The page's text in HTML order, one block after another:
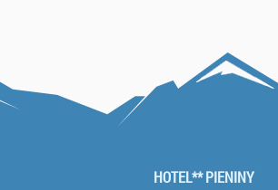
HOTEL** PIENINY